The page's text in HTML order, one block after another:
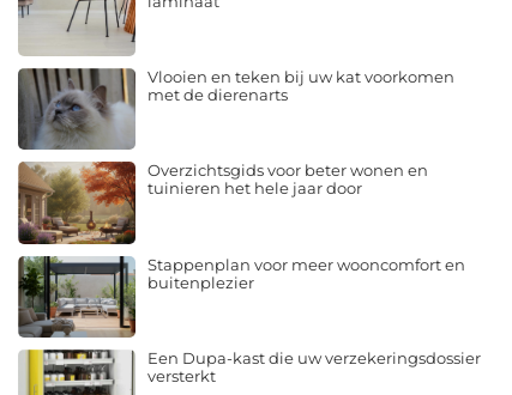
Vlooien en teken bij uw kat voorkomen
met de dierenarts
Overzichtsgids voor beter wonen en
tuinieren het hele jaar door
Stappenplan voor meer wooncomfort en
buitenplezier
Een Dupa-kast die uw verzekeringsdossier
versterkt